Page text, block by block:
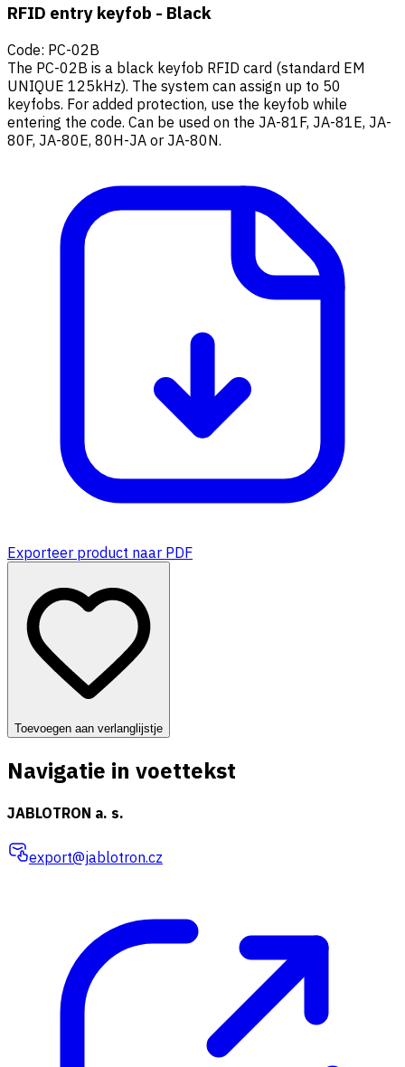
RFID entry keyfob - Black
Code: PC-02B
The PC-02B is a black keyfob RFID card (standard EM
UNIQUE 125kHz). The system can assign up to 50
keyfobs. For added protection, use the keyfob while
entering the code. Can be used on the JA-81F, JA-81E, JA-
80F, JA-80E, 80H-JA or JA-80N.
Exporteer product naar PDF
Toevoegen aan verlanglijstje
Navigatie in voettekst
JABLOTRON a. s.
export@jablotron.cz